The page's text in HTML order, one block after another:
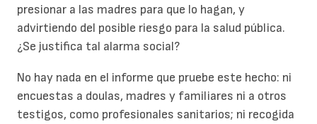
presionar a las madres para que lo hagan, y
advirtiendo del posible riesgo para la salud pública.
¿Se justifica tal alarma social?
No hay nada en el informe que pruebe este hecho: ni
encuestas a doulas, madres y familiares ni a otros
testigos, como profesionales sanitarios; ni recogida